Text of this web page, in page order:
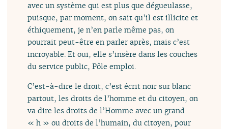
avec un système qui est plus que dégueulasse,
puisque, par moment, on sait qu’il est illicite et
éthiquement, je n’en parle même pas, on
pourrait peut-être en parler après, mais c’est
incroyable. Et oui, elle s’insère dans les couches
du service public, Pôle emploi.
C’est-à-dire le droit, c’est écrit noir sur blanc
partout, les droits de l’homme et du citoyen, on
va dire les droits de l’Homme avec un grand
« h » ou droits de l’humain, du citoyen, pour